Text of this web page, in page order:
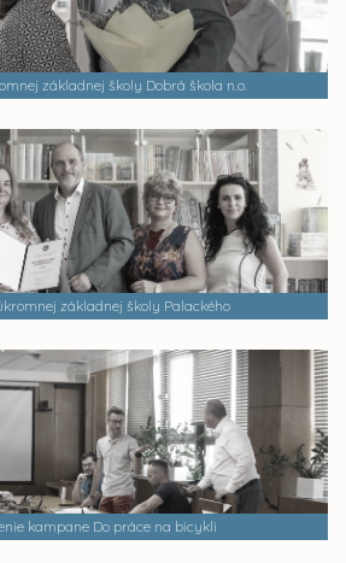
základnej školy Dobrá škola n.o.
základnej školy Palackého
kampane Do práce na bicykli